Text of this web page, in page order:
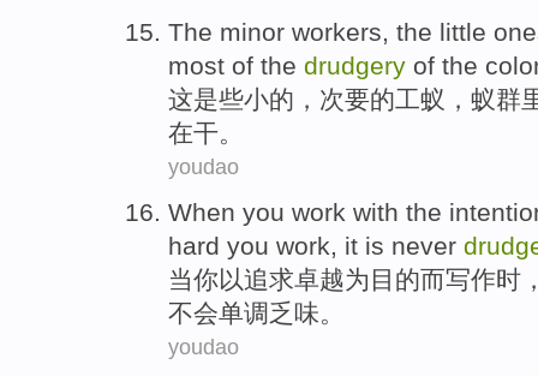
The minor workers, the little
most of the drudgery of the
这是些小的 ，次要的工蚁， 蚁群
在干。
youdao
When you work with the
hard you work, it is never
当你以追求卓越为 目的而写作时
不会单调乏味。
youdao